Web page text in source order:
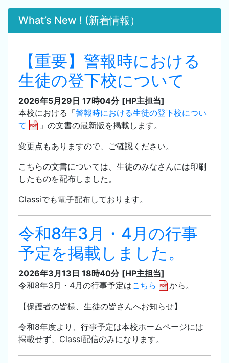
What’s New ! (新着情報）
【重要】警報時における
生徒の登下校について
2026年5月29日 17時04分 [HP主担当]
本校における「警報時における生徒の登下校につい
て
」の文書の最新版を掲載します。
変更点もありますので、ご確認ください。
こちらの文書については、生徒のみなさんには印刷
したものを配布しました。
Classiでも電子配布しております。
令和8年3月・4月の行事
予定を掲載しました。
2026年3月13日 18時40分 [HP主担当]
令和8年3月・4月の行事予定はこちら から。
【保護者の皆様、生徒の皆さんへお知らせ】
令和8年度より、行事予定は本校ホームページには
掲載せず、Classi配信のみになります。